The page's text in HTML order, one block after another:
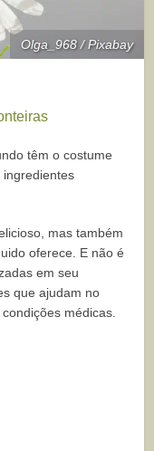
Olga_968 / Pixabay
têm o costume
mas também
oferece. E não é
em seu
que ajudam no
médicas.